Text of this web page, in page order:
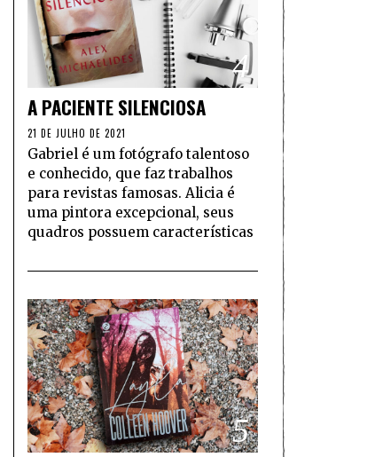
4
A PACIENTE SILENCIOSA
21 DE JULHO DE 2021
Gabriel é um fotógrafo talentoso
e conhecido, que faz trabalhos
para revistas famosas. Alicia é
uma pintora excepcional, seus
quadros possuem características
5